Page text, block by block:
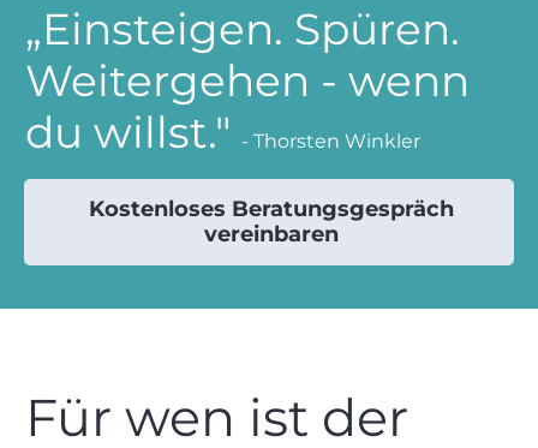
„Einsteigen. Spüren.
Weitergehen - wenn
du willst."
- Thorsten Winkler
Kostenloses Beratungsgespräch
vereinbaren
Für wen ist der